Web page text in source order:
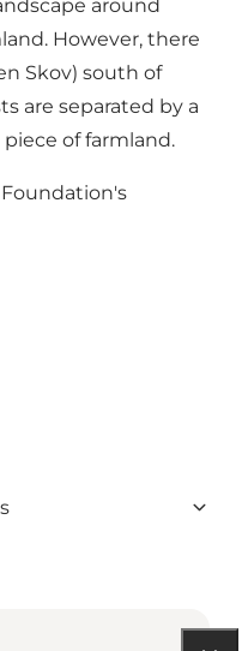
around
However, there
Skov) south of
are separated by a
of farmland.